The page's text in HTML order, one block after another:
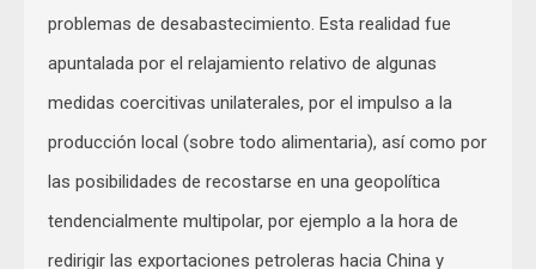
problemas de desabastecimiento. Esta realidad fue
apuntalada por el relajamiento relativo de algunas
medidas coercitivas unilaterales, por el impulso a la
producción local (sobre todo alimentaria), así como por
las posibilidades de recostarse en una geopolítica
tendencialmente multipolar, por ejemplo a la hora de
redirigir las exportaciones petroleras hacia China y